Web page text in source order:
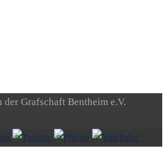
Grafschaft Bentheim e.V.